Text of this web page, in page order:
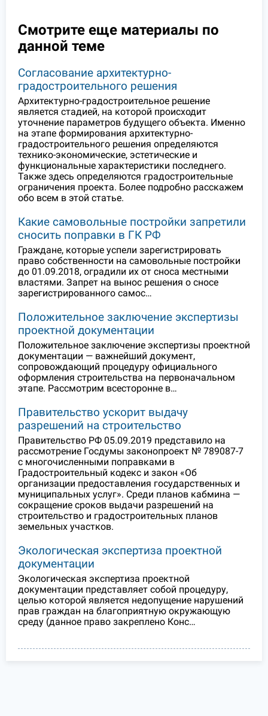
Смотрите еще материалы по
данной теме
Согласование архитектурно-
градостроительного решения
Архитектурно-градостроительное решение
является стадией, на которой происходит
уточнение параметров будущего объекта. Именно
на этапе формирования архитектурно-
градостроительного решения определяются
технико-экономические, эстетические и
функциональные характеристики последнего.
Также здесь определяются градостроительные
ограничения проекта. Более подробно расскажем
обо всем в этой статье.
Какие самовольные постройки запретили
сносить поправки в ГК РФ
Граждане, которые успели зарегистрировать
право собственности на самовольные постройки
до 01.09.2018, оградили их от сноса местными
властями. Запрет на вынос решения о сносе
зарегистрированного самос…
Положительное заключение экспертизы
проектной документации
Положительное заключение экспертизы проектной
документации — важнейший документ,
сопровождающий процедуру официального
оформления строительства на первоначальном
этапе. Рассмотрим всесторонне в…
Правительство ускорит выдачу
разрешений на строительство
Правительство РФ 05.09.2019 представило на
рассмотрение Госдумы законопроект № 789087-7
с многочисленными поправками в
Градостроительный кодекс и закон «Об
организации предоставления государственных и
муниципальных услуг». Среди планов кабмина —
сокращение сроков выдачи разрешений на
строительство и градостроительных планов
земельных участков.
Экологическая экспертиза проектной
документации
Экологическая экспертиза проектной
документации представляет собой процедуру,
целью которой является недопущение нарушений
прав граждан на благоприятную окружающую
среду (данное право закреплено Конс…